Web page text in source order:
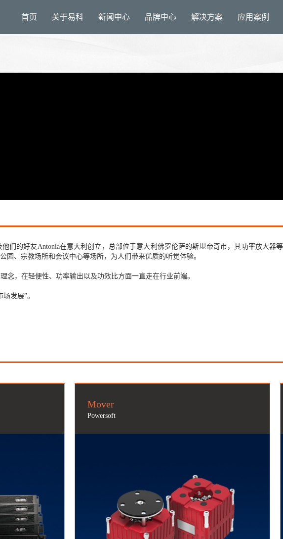
首页 关于易科 新闻中心 品牌中心 解决方案 应用案例
他们的好友Antonia在意大利创立，总部位于意大利佛罗伦萨的斯堪帝奇市，其功率放大器
园、宗教场所和会议中心等场所，为人们带来优质的听觉体验。
念，在轻便性、功率输出以及功效比方面一直走在行业前端。
发展”。
Mover
Powersoft